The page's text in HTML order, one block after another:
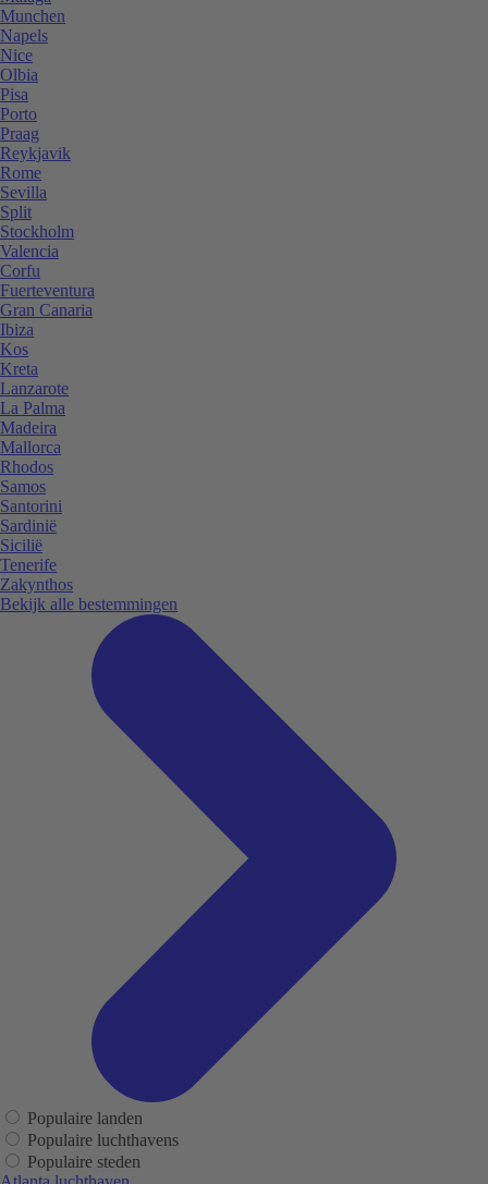
Munchen
Napels
Nice
Olbia
Pisa
Porto
Praag
Reykjavik
Rome
Sevilla
Split
Stockholm
Valencia
Corfu
Fuerteventura
Gran Canaria
Ibiza
Kos
Kreta
Lanzarote
La Palma
Madeira
Mallorca
Rhodos
Samos
Santorini
Sardinië
Sicilië
Tenerife
Zakynthos
Bekijk alle bestemmingen
Populaire landen
Populaire luchthavens
Populaire steden